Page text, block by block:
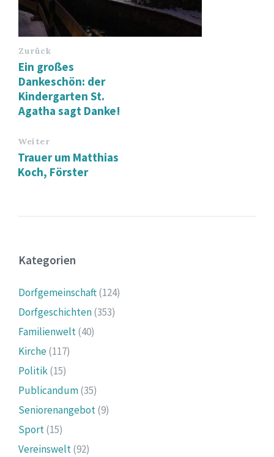
Zurück
Ein großes
Dankeschön: der
Kindergarten St.
Agatha sagt Danke!
Weiter
Trauer um Matthias
Koch, Förster
Kategorien
Dorfgemeinschaft(124)
Dorfgeschichten(353)
Familienwelt(40)
Kirche(117)
Politik(15)
Publicandum(35)
Seniorenangebot(9)
Sport(15)
Vereinswelt(92)